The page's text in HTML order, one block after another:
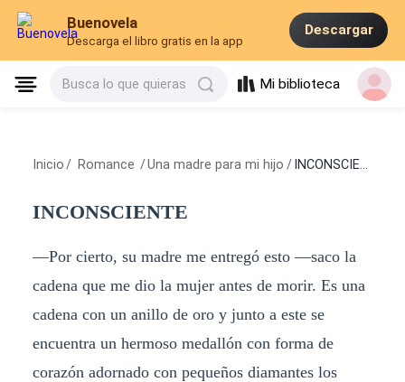
Buenovela
Descarga el libro gratis en la app
Descargar
Busca lo que quieras Mi biblioteca
Inicio / Romance /Una madre para mi hijo / INCONSCIENTE
INCONSCIENTE
—Por cierto, su madre me entregó esto —saco la
cadena que me dio la mujer antes de morir. Es una
cadena con un anillo de oro y junto a este se
encuentra un hermoso medallón con forma de
corazón adornado con pequeños diamantes los